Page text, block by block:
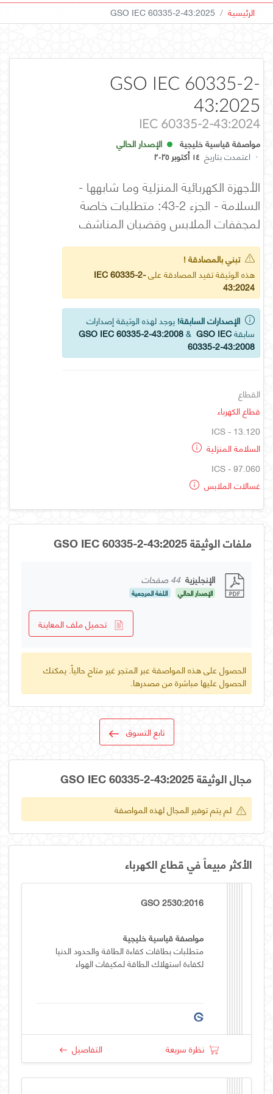
الرئيسية GSO IEC 60335-2-43:2025
GSO IEC 60335-2-
43:2025
IEC 60335-2-43:2024
مواصفة قياسية خليجية
الإصدار الحالي
· اعتمدت بتاريخ ١٤ أكتوبر ٢٠٢٥
الأجهزة الكهربائية المنزلية وما شابهها -
السلامة - الجزء 2-43: متطلبات خاصة
لمجففات الملابس وقضبان المناشف
تبني بالمصادقة !
هذه الوثيقة تفيد المصادقة علىIEC 60335-2-
43:2024
الإصدارات السابقة! يوجد لهذه الوثيقة إصدارات
سابقة
GSO IEC 60335-2-43:2008& GSO IEC
60335-2-43:2008
القطاع
قطاع الكهرباء
ICS - 13.120
السلامة المنزلية
ICS - 97.060
غسالات الملابس
ملفات الوثيقة GSO IEC 60335-2-43:2025
الإنجليزية 44 صفحات
الإصدار الحالي اللغة المرجعية
تحميل ملف المعاينة
الحصول على هذه المواصفة عبر المتجر غير متاح حالياً. يمكنك
الحصول عليها مباشرة من مصدرها.
تابع التسوق
مجال الوثيقة GSO IEC 60335-2-43:2025
لم يتم توفير المجال لهذه المواصفة
الأكثر مبيعاً في قطاع الكهرباء
GSO 2530:2016
مواصفة قياسية خليجية
متطلبات بطاقات كفاءة الطاقة والحدود الدنيا
لكفاءة استهلاك الطاقة لمكيفات الهواء
نظرة سريعة التفاصيل